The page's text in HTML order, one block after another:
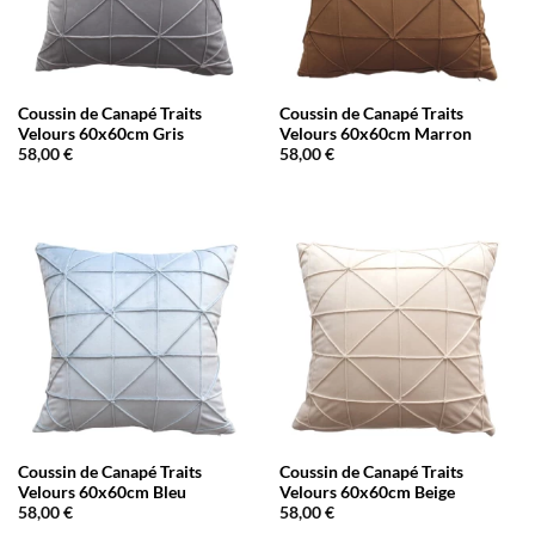
Coussin de Canapé Traits
Velours 60x60cm Gris
58,00€
Coussin de Canapé Traits
Velours 60x60cm Marron
58,00€
Coussin de Canapé Traits
Velours 60x60cm Bleu
58,00€
Coussin de Canapé Traits
Velours 60x60cm Beige
58,00€